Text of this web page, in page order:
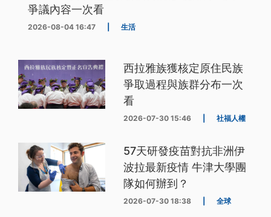
爭議內容一次看
2026-08-04 16:47 生活
西拉雅族獲核定原住民族
爭取過程與族群分布一次
看
2026-07-30 15:46 社福人權
57天研發疫苗對抗非洲伊
波拉最新疫情 牛津大學團
隊如何辦到？
2026-07-30 18:38 全球